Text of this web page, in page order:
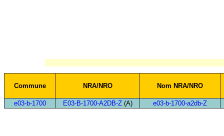
Commune NRA/NRO Nom NRA/NRO
e03-b-1700 E03-B-1700-A2DB-Z(A) e03-b-1700-a2db-Z